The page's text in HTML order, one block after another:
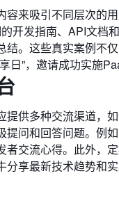
来吸引不同层次的
开发指南、API文档
。这些真实案例不
日”，邀请成功实施
供多种交流渠道，
问和回答问题。例
交流心得。此外，
享最新技术趋势和